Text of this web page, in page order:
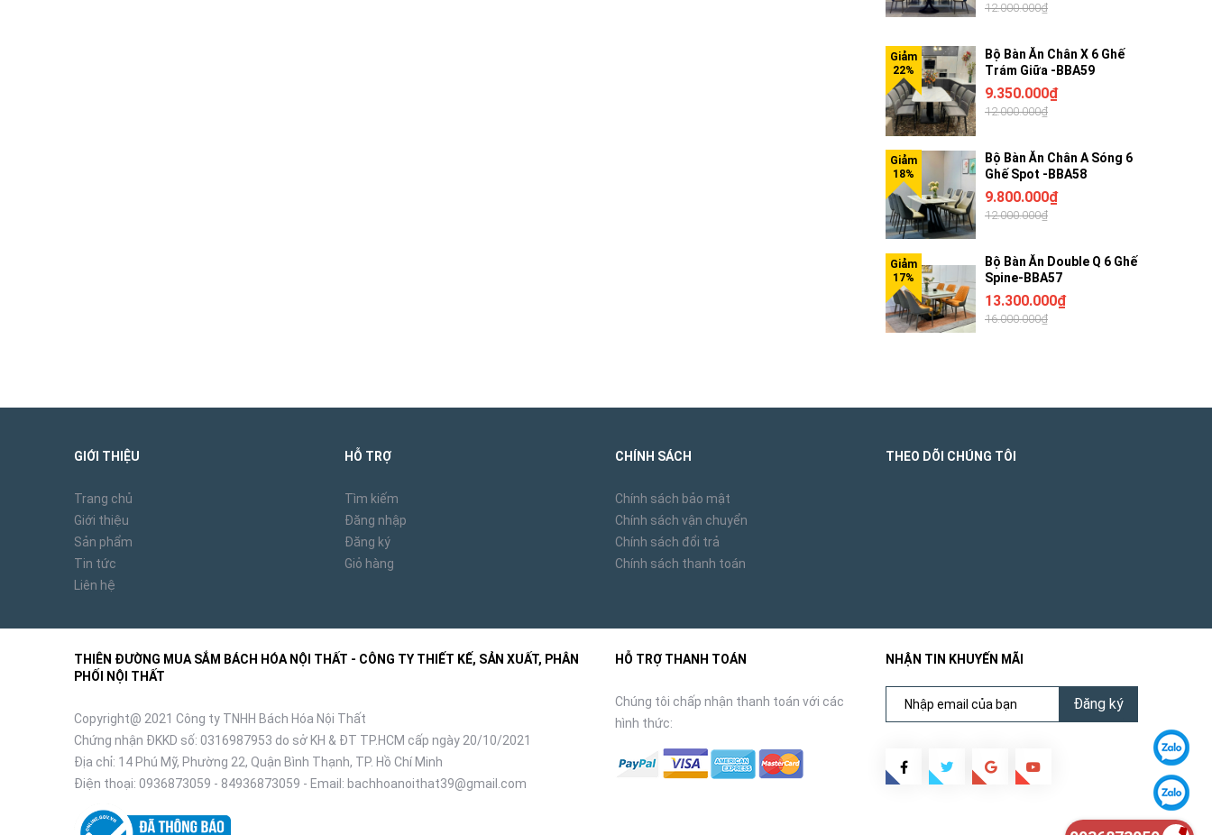
12.000.000₫
Bộ Bàn Ăn Chân X 6 Ghế
Trám Giữa -BBA59
9.350.000₫
12.000.000₫
Bộ Bàn Ăn Chân A Sóng 6
Ghế Spot -BBA58
9.800.000₫
12.000.000₫
Bộ Bàn Ăn Double Q 6 Ghế
Spine-BBA57
13.300.000₫
16.000.000₫
GIỚI THIỆU
Trang chủ
Giới thiệu
Sản phẩm
Tin tức
Liên hệ
HỖ TRỢ
Tìm kiếm
Đăng nhập
Đăng ký
Giỏ hàng
CHÍNH SÁCH
Chính sách bảo mật
Chính sách vận chuyển
Chính sách đổi trả
Chính sách thanh toán
THEO DÕI CHÚNG TÔI
THIÊN ĐƯỜNG MUA SẮM BÁCH HÓA NỘI THẤT - CÔNG TY THIẾT KẾ, SẢN XUẤT, PHÂN
PHỐI NỘI THẤT
Copyright@ 2021 Công ty TNHH Bách Hóa Nội Thất
Chứng nhận ĐKKD số: 0316987953 do sở KH & ĐT TP.HCM cấp ngày 20/10/2021
Địa chỉ: 14 Phú Mỹ, Phường 22, Quận Bình Thạnh, TP. Hồ Chí Minh
Điện thoại: 0936873059 - 84936873059 - Email: bachhoanoithat39@gmail.com
HỖ TRỢ THANH TOÁN
Chúng tôi chấp nhận thanh toán với các
hình thức:
NHẬN TIN KHUYẾN MÃI
Đăng ký